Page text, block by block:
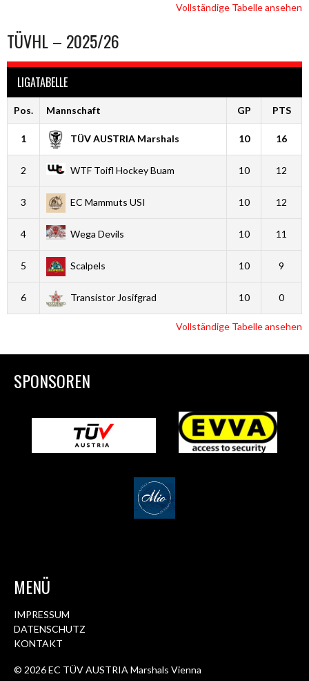
Vollständige Tabelle ansehen
TÜVHL – 2025/26
LIGATABELLE
Pos. Mannschaft GP PTS
1 TÜV AUSTRIA Marshals 10 16
2 WTF Toifl Hockey Buam 10 12
3 EC Mammuts USI 10 12
4 Wega Devils 10 11
5 Scalpels 10 9
6 Transistor Josifgrad 10 0
Vollständige Tabelle ansehen
SPONSOREN
MENÜ
IMPRESSUM
DATENSCHUTZ
KONTAKT
© 2026 EC TÜV AUSTRIA Marshals Vienna